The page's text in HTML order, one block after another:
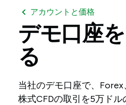
アカウントと価格
デモ口座
る
当社のデモ口座で、Forex
株式CFDの取引を5万ド